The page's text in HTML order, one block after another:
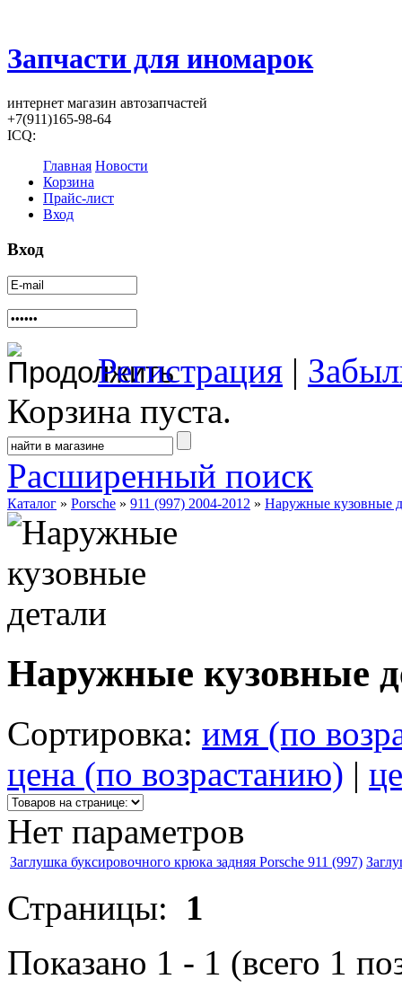
Запчасти для иномарок
интернет магазин автозапчастей
+7(911)165-98-64
ICQ:
Главная Новости
Корзина
Прайс-лист
Вход
Вход
Регистрация |
Корзина пуста.
Расширенный поиск
Каталог » Porsche » 911 (997) 2004-2012 » Наружные кузовные
Наружные кузовные
Сортировка: имя (по
цена (по возрастанию) |
Нет параметров
Заглушка буксировочного крюка задняя Porsche 911 (997)
Страницы: 1
Показано 1 - 1 (всего 1